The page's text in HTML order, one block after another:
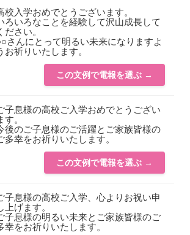
校入学おめでとうございます。
ろいろなことを経験して沢山成長して
ださい。
さんにとって明るい未来になりますよ
お祈りいたします。
この文例で電報を選ぶ →
子息様の高校ご入学おめでとうござい
す。
後のご子息様のご活躍とご家族皆様の
多幸をお祈りいたします。
この文例で電報を選ぶ →
子息様の高校ご入学、心よりお祝い申
上げます。
子息様の明るい未来とご家族皆様のご
幸をお祈りいたします。